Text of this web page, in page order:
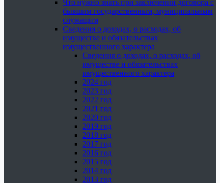
Что нужно знать при заключении договора с
бывшим государственным, муниципальным
служащим
Сведения о доходах, о расходах, об
имуществе и обязательствах
имущественного характера
Сведения о доходах, о расходах, об
имуществе и обязательствах
имущественного характера
2024 год
2023 год
2022 год
2021 год
2020 год
2019 год
2018 год
2017 год
2016 год
2015 год
2014 год
2013 год